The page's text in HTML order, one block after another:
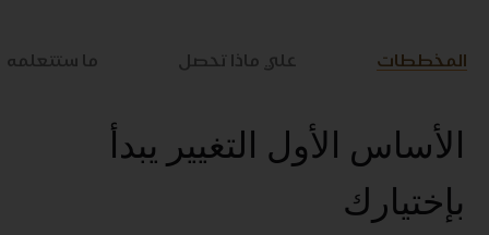
المخططات علي ماذا تحصل ما ستتعلمه
الأساس الأول التغيير يبدأ
بإختيارك